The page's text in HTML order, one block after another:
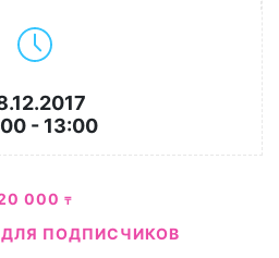
- 13:00
000 ₸
ПОДПИСЧИКОВ